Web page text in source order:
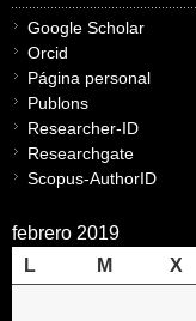
Google Scholar
Orcid
Página personal
Publons
Researcher-ID
Researchgate
Scopus-AuthorID
febrero 2019
L
M X